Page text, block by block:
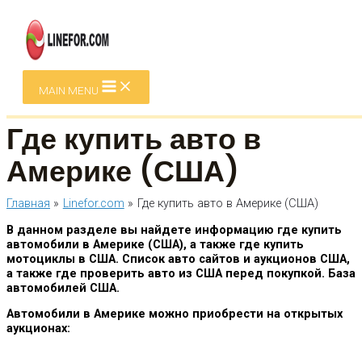
MAIN MENU
Где купить авто в
Америке (США)
Главная Linefor.com
Где купить авто в Америке (США)
В данном разделе вы найдете информацию где купить
автомобили в Америке (США), а также где купить
мотоциклы в США. Список авто сайтов и аукционов США,
а также где проверить авто из США перед покупкой. База
автомобилей США.
Автомобили в Америке можно приобрести на открытых
аукционах: